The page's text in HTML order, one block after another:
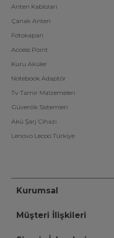
Anten Kabloları
Çanak Anten
Fotokapan
Access Point
Kuru Aküler
Notebook Adaptör
Tv Tamir Malzemeleri
Güvenlik Sistemleri
Akü Şarj Cihazı
Lenovo Lecoo Türkiye
Kurumsal
Müşteri İlişkileri